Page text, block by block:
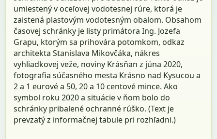
umiestený v oceľovej vodotesnej rúre, ktorá je
zaistená plastovým vodotesným obalom. Obsahom
časovej schránky je listy primátora Ing. Jozefa
Grapu, ktorým sa prihovára potomkom, odkaz
architekta Stanislava Mikovčáka, nákres
vyhliadkovej veže, noviny Krásňan z júna 2020,
fotografia súčasného mesta Krásno nad Kysucou a
2 a 1 eurové a 50, 20 a 10 centové mince. Ako
symbol roku 2020 a situácie v ňom bolo do
schránky pribalené ochranné rúško. (Text je
prevzatý z informačnej tabule pri rozhľadni.)